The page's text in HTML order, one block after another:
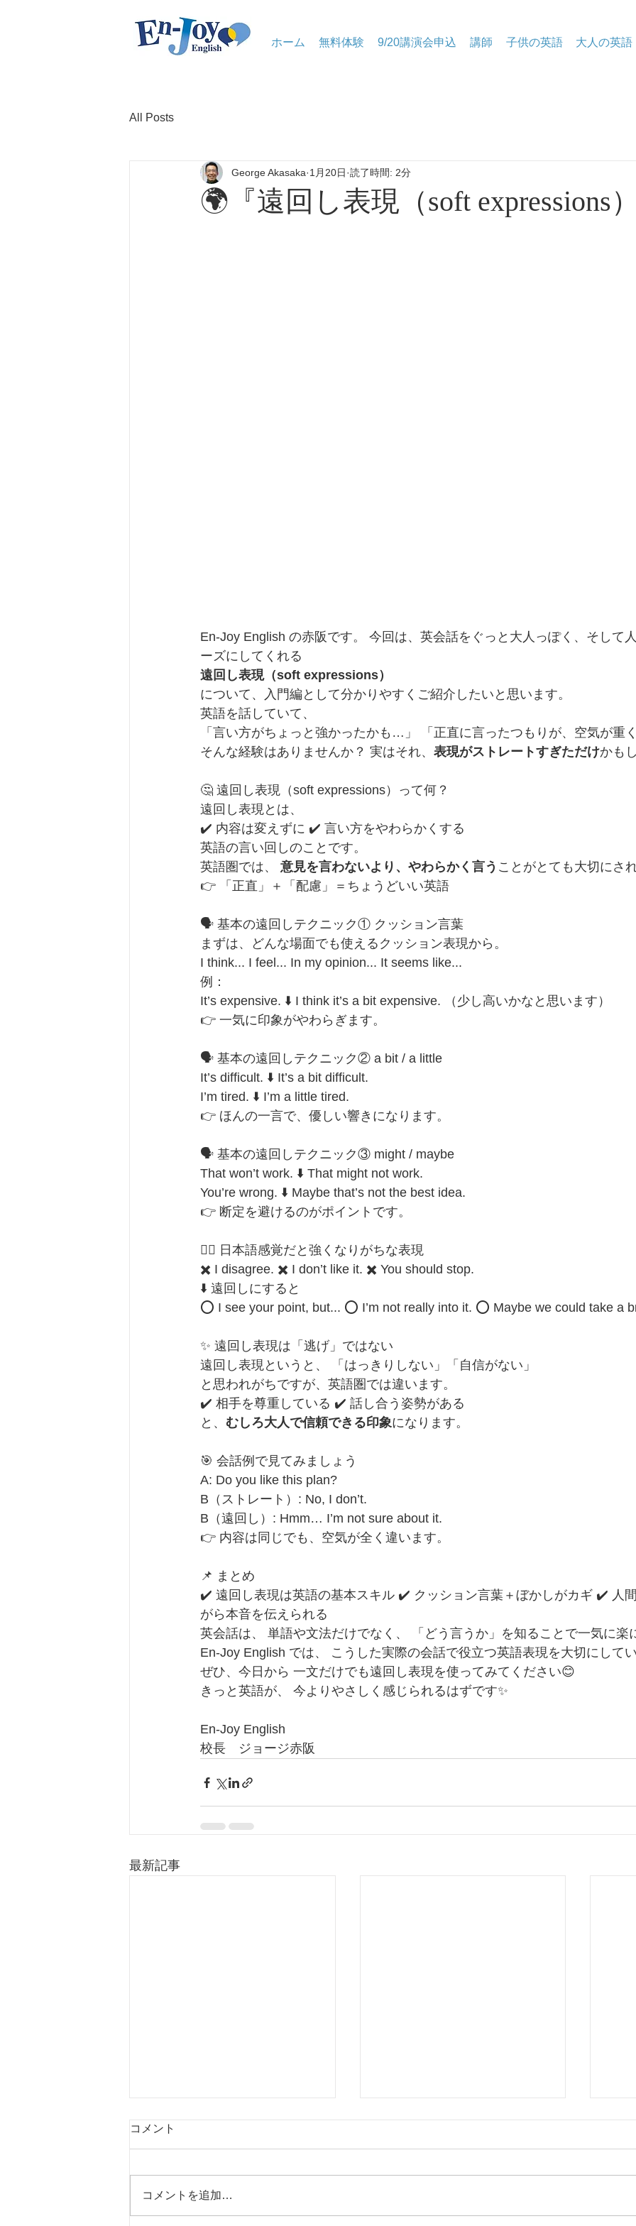
ホーム 無料体験 9/20講演会申込 講師 子供の英語 大人の英語
All Posts
🌍『遠回し表現（soft expressions
George Akasaka 1月20日 読了時間: 2分
En-Joy English の赤阪です。 今回は、英会話をぐっと大人っぽく、そして
ーズにしてくれる
遠回し表現（soft expressions）
について、入門編として分かりやすくご紹介したいと思います。
英語を話していて、
「言い方がちょっと強かったかも…」 「正直に言ったつもりが、空気が重
そんな経験はありませんか？ 実はそれ、 表現がストレートすぎただけかも
🤔 遠回し表現（soft expressions）って何？
遠回し表現とは、
✔️ 内容は変えずに ✔️ 言い方をやわらかくする
英語の言い回しのことです。
英語圏では、 意見を言わないより、やわらかく言う ことがとても大切にされ
👉 「正直」＋「配慮」＝ちょうどいい英語
🗣️ 基本の遠回しテクニック① クッション言葉
まずは、どんな場面でも使えるクッション表現から。
I think... I feel... In my opinion... It seems like...
例：
It’s expensive. ⬇️ I think it’s a bit expensive. （少し高いかなと思います）
👉 一気に印象がやわらぎます。
🗣️ 基本の遠回しテクニック② a bit / a little
It’s difficult. ⬇️ It’s a bit difficult.
I’m tired. ⬇️ I’m a little tired.
👉 ほんの一言で、優しい響きになります。
🗣️ 基本の遠回しテクニック③ might / maybe
That won’t work. ⬇️ That might not work.
You’re wrong. ⬇️ Maybe that’s not the best idea.
👉 断定を避けるのがポイントです。
🙅‍♂️ 日本語感覚だと強くなりがちな表現
✖️ I disagree. ✖️ I don’t like it. ✖️ You should stop.
⬇️ 遠回しにすると
⭕ I see your point, but... ⭕ I’m not really into it. ⭕ Maybe we could take a
✨ 遠回し表現は「逃げ」ではない
遠回し表現というと、 「はっきりしない」「自信がない」
と思われがちですが、英語圏では違います。
✔️ 相手を尊重している ✔️ 話し合う姿勢がある
と、 むしろ大人で信頼できる印象になります。
🎯 会話例で見てみましょう
A: Do you like this plan?
B（ストレート）: No, I don’t.
B（遠回し）: Hmm… I’m not sure about it.
👉 内容は同じでも、空気が全く違います。
📌 まとめ
✔️ 遠回し表現は英語の基本スキル ✔️ クッション言葉＋ぼかしがカギ ✔️ 人
がら本音を伝えられる
英会話は、 単語や文法だけでなく、 「どう言うか」を知ることで一気に楽
En-Joy English では、 こうした実際の会話で役立つ英語表現を大切にしてい
ぜひ、今日から 一文だけでも遠回し表現を使ってみてください😊
きっと英語が、 今よりやさしく感じられるはずです✨
En-Joy English
校長　ジョージ赤阪
最新記事
コメント
コメントを追加…